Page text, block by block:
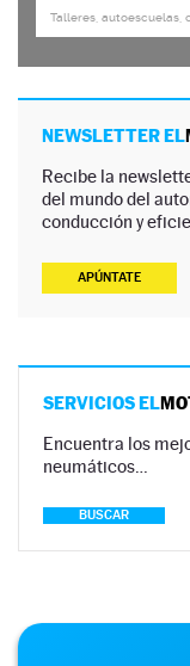
NEWSLETTER EL
Recibe la
del mundo del
conducción y
APÚNTATE
SERVICIOS EL
Encuentra los
neumáticos…
BUSCAR